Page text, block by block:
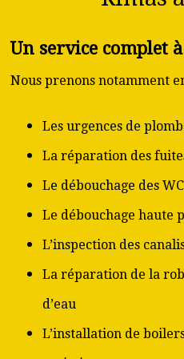
Un service complet
Nous prenons notamment
Les urgences de
La réparation des
Le débouchage des
Le débouchage haute
L’inspection des
La réparation de la
d’eau
L’installation de